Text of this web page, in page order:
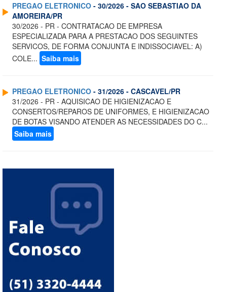
PREGAO ELETRONICO - 30/2026 - SAO SEBASTIAO DA
AMOREIRA/PR
30/2026 - PR - CONTRATACAO DE EMPRESA
ESPECIALIZADA PARA A PRESTACAO DOS SEGUINTES
SERVICOS, DE FORMA CONJUNTA E INDISSOCIAVEL: A)
COLE... Saiba mais
PREGAO ELETRONICO - 31/2026 - CASCAVEL/PR
31/2026 - PR - AQUISICAO DE HIGIENIZACAO E
CONSERTOS/REPAROS DE UNIFORMES, E HIGIENIZACAO
DE BOTAS VISANDO ATENDER AS NECESSIDADES DO C...
Saiba mais